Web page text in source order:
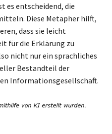
es entscheidend, die
Diese Metapher hilft,
dass sie leicht
für die Erklärung zu
nicht nur ein sprachliches
Bestandteil der
Informationsgesellschaft.